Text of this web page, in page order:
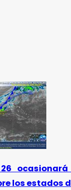
los estados